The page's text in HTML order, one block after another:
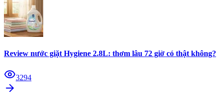
Review nước giặt Hygiene 2.8L: thơm lâu 72 giờ có thật không?
3294